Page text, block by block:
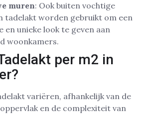
muren: Ook buiten vochtige
tadelakt worden gebruikt om een
en unieke look te geven aan
woonkamers.
per m2 in
variëren, afhankelijk van de
en de complexiteit van